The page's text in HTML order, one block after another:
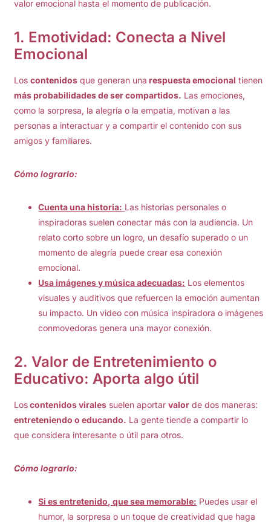
valor emocional hasta el momento de publicación.
1. Emotividad: Conecta a Nivel
Emocional
Loscontenidos que generan una respuesta emocional tienen
más probabilidades de ser compartidos. Las emociones,
como la sorpresa, la alegría o la empatía, motivan a las
personas a interactuar y a compartir el contenido con sus
amigos y familiares.
Cómo lograrlo:
Cuenta una historia: Las historias personales o
inspiradoras suelen conectar más con la audiencia. Un
relato corto sobre un logro, un desafío superado o un
momento de alegría puede crear esa conexión
emocional.
Usa imágenes y música adecuadas: Los elementos
visuales y auditivos que refuercen la emoción aumentan
su impacto. Un video con música inspiradora o imágenes
conmovedoras genera una mayor conexión.
2.Valor de Entretenimiento o
Educativo: Aporta algo útil
Loscontenidos virales suelen aportarvalor de dos maneras:
entreteniendo o educando. La gente tiende a compartir lo
que considera interesante o útil para otros.
Cómo lograrlo:
Si es entretenido, que sea memorable: Puedes usar el
humor, la sorpresa o un toque de creatividad que haga